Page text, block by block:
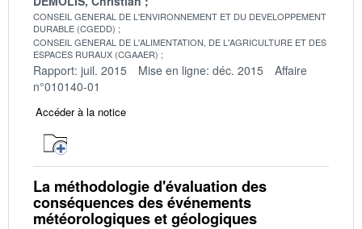
CONSEIL GENERAL DE L'ENVIRONNEMENT ET DU DEVELOPPEMENT
DURABLE (CGEDD)
CONSEIL GENERAL DE L'ALIMENTATION, DE L'AGRICULTURE ET DES
ESPACES RURAUX (CGAAER)
Rapport: juil. 2015 Mise en ligne: déc. 2015
Affaire
n°010140-01
Accéder à la notice
La méthodologie d'évaluation des
conséquences des événements
météorologiques et géologiques